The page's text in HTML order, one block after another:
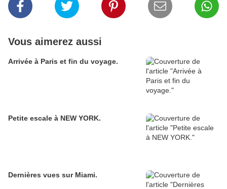
Vous aimerez aussi
Arrivée à Paris et fin du voyage.
Petite escale à NEW YORK.
Dernières vues sur Miami.